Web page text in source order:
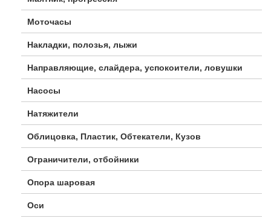
Моточасы
Накладки, полозья, лыжи
Направляющие, слайдера, успокоители, ловушки
Насосы
Натяжители
Облицовка, Пластик, Обтекатели, Кузов
Ограничители, отбойники
Опора шаровая
Оси